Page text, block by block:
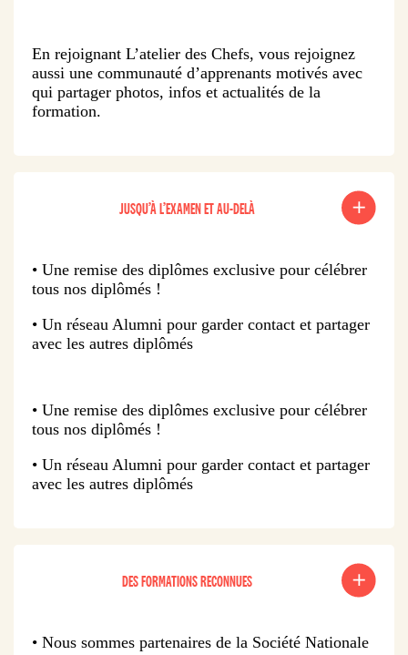
En rejoignant L’atelier des Chefs, vous rejoignez
aussi une communauté d’apprenants motivés avec
qui partager photos, infos et actualités de la
formation.
JUSQU’À L’EXAMEN ET AU-DELÀ
• Une remise des diplômes exclusive pour célébrer
tous nos diplômés !
• Un réseau Alumni pour garder contact et partager
avec les autres diplômés
• Une remise des diplômes exclusive pour célébrer
tous nos diplômés !
• Un réseau Alumni pour garder contact et partager
avec les autres diplômés
DES FORMATIONS RECONNUES
• Nous sommes partenaires de la Société Nationale